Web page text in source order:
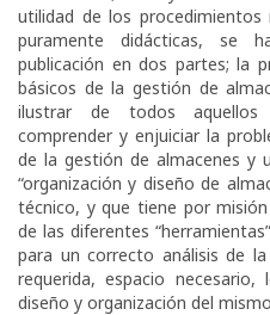
utilidad de los procedimientos
puramente didácticas, se
publicación en dos partes; la
básicos de la gestión de
ilustrar de todos aquellos
comprender y enjuiciar la
de la gestión de almacenes y
“organización y diseño de
técnico, y que tiene por
de las diferentes
para un correcto análisis de
requerida, espacio necesario,
diseño y organización del